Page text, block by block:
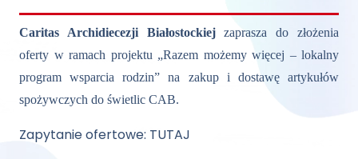
Caritas Archidiecezji Białostockiejzaprasza do złożenia
oferty w ramach projektu „Razem możemy więcej – lokalny
program wsparcia rodzin” na zakup i dostawę artykułów
spożywczych do świetlic CAB.
Zapytanie ofertowe: TUTAJ